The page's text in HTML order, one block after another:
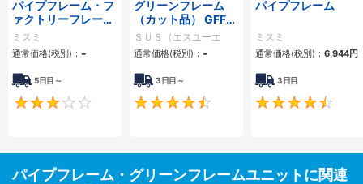
パイプフレーム・フ
ァクトリーフレーム
標準ユニット－台車
－
ミスミ
通常価格(税別)： -
5日目～
3
グリーンフレーム
（カット品） GFFシ
リーズ
ＳＵＳ（エスユーエ
ス）
通常価格(税別)： -
3日目～
4.6
パイプフレーム
ミスミ
通常価格(税別)： 6,944円
3日目
パイプフレーム・グリーンフレームユニットに関連